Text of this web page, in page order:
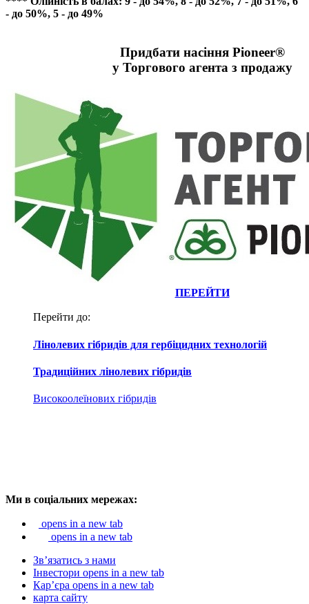
- до 50%, 5 - до 49%
Придбати насіння Pіoneer®
у Торгового агента з продажу
ПЕРЕЙТИ
Перейти до:
Лінолевих гібридів для гербіцидних технологій
Традиційних лінолевих гібридів
Високоолеїнових гібридів
Ми в соціальних мережах:
opens in a new tab
opens in a new tab
Зв’язатись з нами
Інвестори opens in a new tab
Кар’єра opens in a new tab
карта сайту